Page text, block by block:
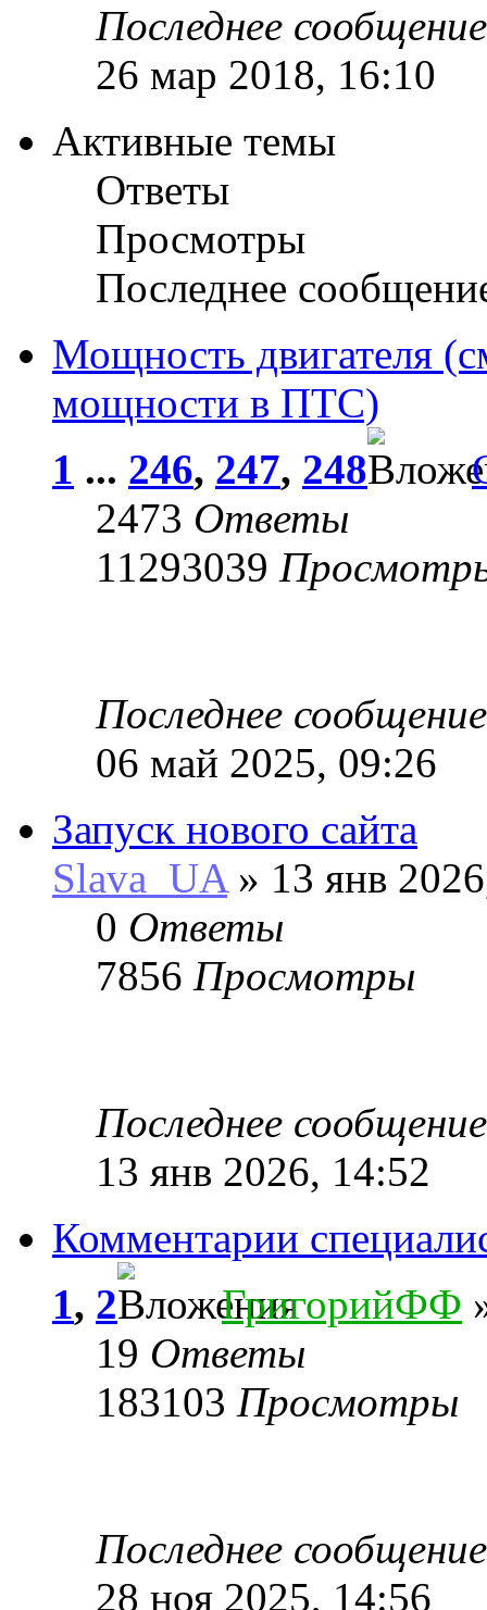
Последнее сообщение
26 мар 2018, 16:10
Активные темы
Ответы
Просмотры
Последнее
Мощность двигателя
мощности в ПТС)
1 ... 246, 247, 248
2473 Ответы
11293039
Последнее
06 май 2025, 09:26
Запуск нового сайта
Slava_UA» 13 янв
0 Ответы
7856 Просмотры
Последнее
13 янв 2026, 14:52
Комментарии
1, 2 ГригорийФФ
19 Ответы
183103 Просмотры
Последнее
28 ноя 2025, 14:56